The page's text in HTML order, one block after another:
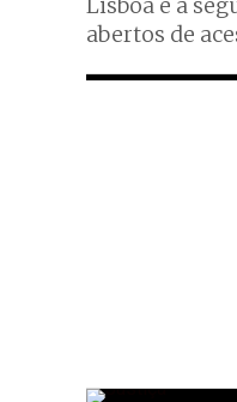
Lisboa é a
abertos de